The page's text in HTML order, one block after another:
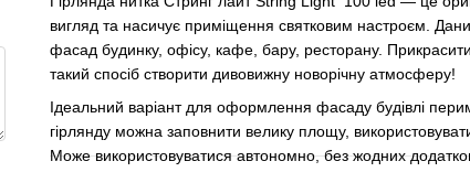
вигляд та насичує приміщення святковим настроєм.
фасад будинку, офісу, кафе, бару, ресторану.
такий спосіб створити дивовижну новорічну атмосферу!
Ідеальний варіант для оформлення фасаду будівлі
гірлянду можна заповнити велику площу, використовувати
Може використовуватися автономно, без жодних